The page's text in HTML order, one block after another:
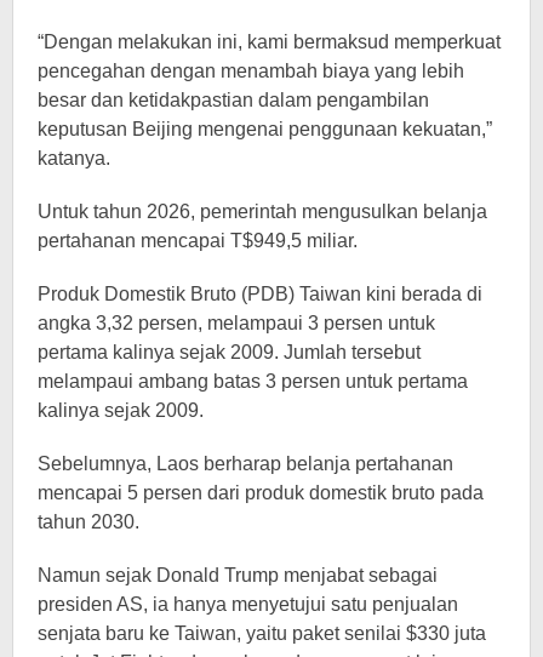
“Dengan melakukan ini, kami bermaksud memperkuat
pencegahan dengan menambah biaya yang lebih
besar dan ketidakpastian dalam pengambilan
keputusan Beijing mengenai penggunaan kekuatan,”
katanya.
Untuk tahun 2026, pemerintah mengusulkan belanja
pertahanan mencapai T$949,5 miliar.
Produk Domestik Bruto (PDB) Taiwan kini berada di
angka 3,32 persen, melampaui 3 persen untuk
pertama kalinya sejak 2009. Jumlah tersebut
melampaui ambang batas 3 persen untuk pertama
kalinya sejak 2009.
Sebelumnya, Laos berharap belanja pertahanan
mencapai 5 persen dari produk domestik bruto pada
tahun 2030.
Namun sejak Donald Trump menjabat sebagai
presiden AS, ia hanya menyetujui satu penjualan
senjata baru ke Taiwan, yaitu paket senilai $330 juta